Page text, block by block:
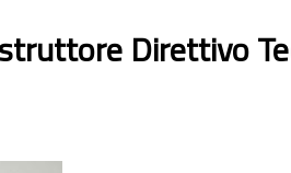
Direttivo